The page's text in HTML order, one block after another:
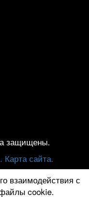
защищены.
Карта сайта.
взаимодействия с
cookie.